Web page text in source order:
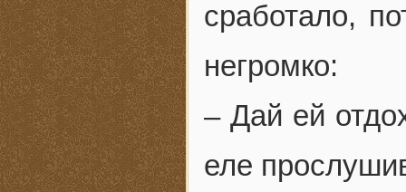
сработало,
негромко:
– Дай ей
еле